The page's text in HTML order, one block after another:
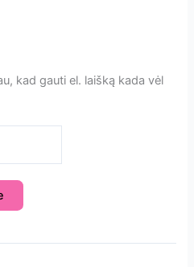
kad gauti el. laišką kada vėl